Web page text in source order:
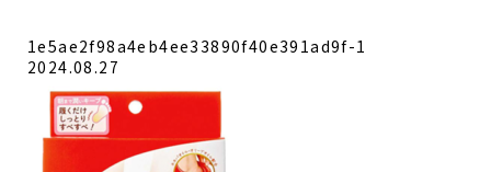
1e5ae2f98a4eb4ee33890f40e391ad9f-1
2024.08.27